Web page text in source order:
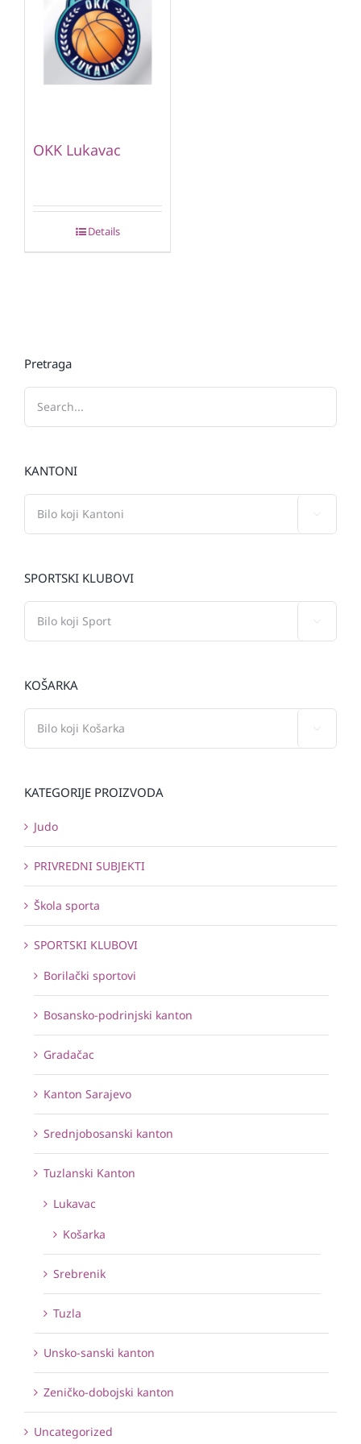
OKK Lukavac
Details
Pretraga
KANTONI
SPORTSKI KLUBOVI
KOŠARKA
KATEGORIJE PROIZVODA
Judo
PRIVREDNI SUBJEKTI
Škola sporta
SPORTSKI KLUBOVI
Borilački sportovi
Bosansko-podrinjski kanton
Gradačac
Kanton Sarajevo
Srednjobosanski kanton
Tuzlanski Kanton
Lukavac
Košarka
Srebrenik
Tuzla
Unsko-sanski kanton
Zeničko-dobojski kanton
Uncategorized